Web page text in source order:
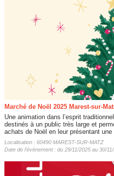
Marché de Noël 2025 Marest-sur-
Une animation dans l’esprit
destinés à un public très large et
achats de Noël en leur présentant une
Localisation : 60490 MAREST-SUR-MATZ
Date de l'évènement : du 29/11/2025 au 30/